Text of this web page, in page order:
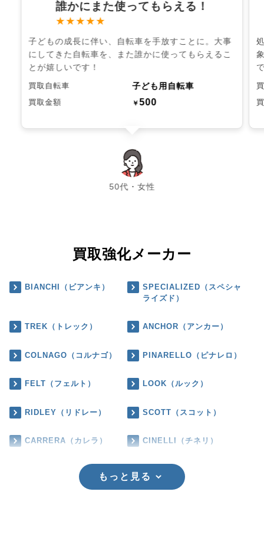
誰かにまた使ってもらえる！
★★★★★
子どもの成長に伴い、自転車を手放すことに。大事
にしてきた自転車を、また誰かに使ってもらえるこ
とが嬉しいです！
買取自転車 子ども用自転車
買取金額 ￥500
50代・女性
chevron_left chevron_right
買取強化メーカー
BIANCHI（ビアンキ）
SPECIALIZED（スペシャ
ライズド）
TREK（トレック） ANCHOR（アンカー）
COLNAGO（コルナゴ） PINARELLO（ピナレロ）
FELT（フェルト） LOOK（ルック）
RIDLEY（リドレー） SCOTT（スコット）
CARRERA（カレラ） CINELLI（チネリ）
もっと見る